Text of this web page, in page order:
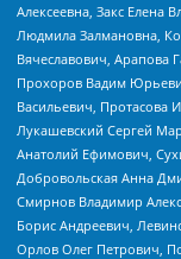
Алексеевна, Закс Елена
Людмила Залмановна,
Вячеславович, Арапова
Прохоров Вадим
Васильевич, Протасова
Лукашевский Сергей
Анатолий Ефимович,
Добровольская Анна
Смирнов Владимир
Борис Андреевич,
Орлов Олег Петрович,